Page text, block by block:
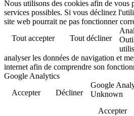
Nous utilisons des cookies afin de vous
services possibles. Si vous déclinez
site web pourrait ne pas fonctionner
Tout accepter
Tout décliner
analyser les données de navigation et
internet afin de comprendre son
Google Analytics
Accepter
Décliner
Google
Unknown
Accepter